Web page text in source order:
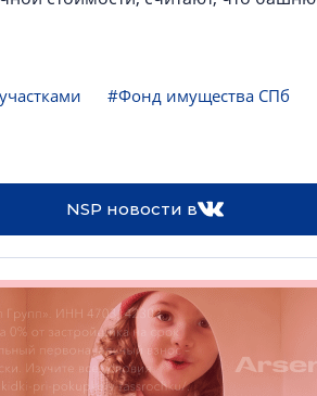
#Фонд имущества СПб
NSP новости в